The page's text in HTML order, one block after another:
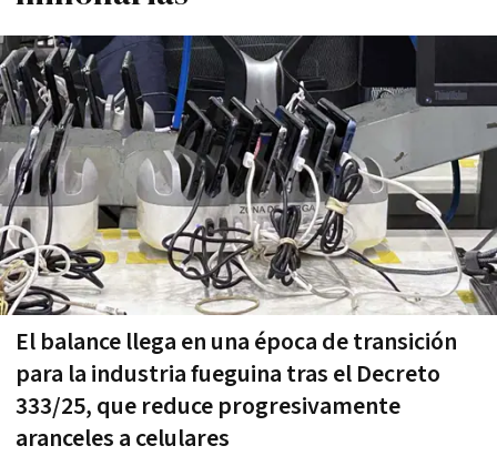
El balance llega en una época de transición
para la industria fueguina tras el Decreto
333/25, que reduce progresivamente
aranceles a celulares